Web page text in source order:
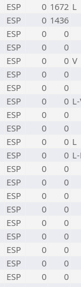
ESP 0 1672 L
ESP 0 1436
ESP 0
0
ESP 0
0
ESP 0 0 V
ESP 0
0
ESP 0
0
ESP 0 0
ESP 0
0
ESP 0
0
ESP 0 0 L
ESP 0 0
ESP 0
0
ESP 0
0
ESP 0
0
ESP 0
0
ESP 0
0
ESP 0
0
ESP 0
0
ESP 0
0
ESP 0
0